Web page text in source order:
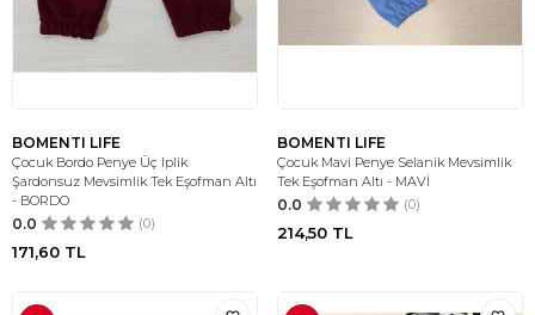
BOMENTI LIFE
Çocuk Bordo Penye Üç Iplik
Şardonsuz Mevsimlik Tek Eşofman Altı
- BORDO
0.0 (0)
171,60 TL
BOMENTI LIFE
Çocuk Mavi Penye Selanik Mevsimlik
Tek Eşofman Altı - MAVİ
0.0 (0)
214,50 TL